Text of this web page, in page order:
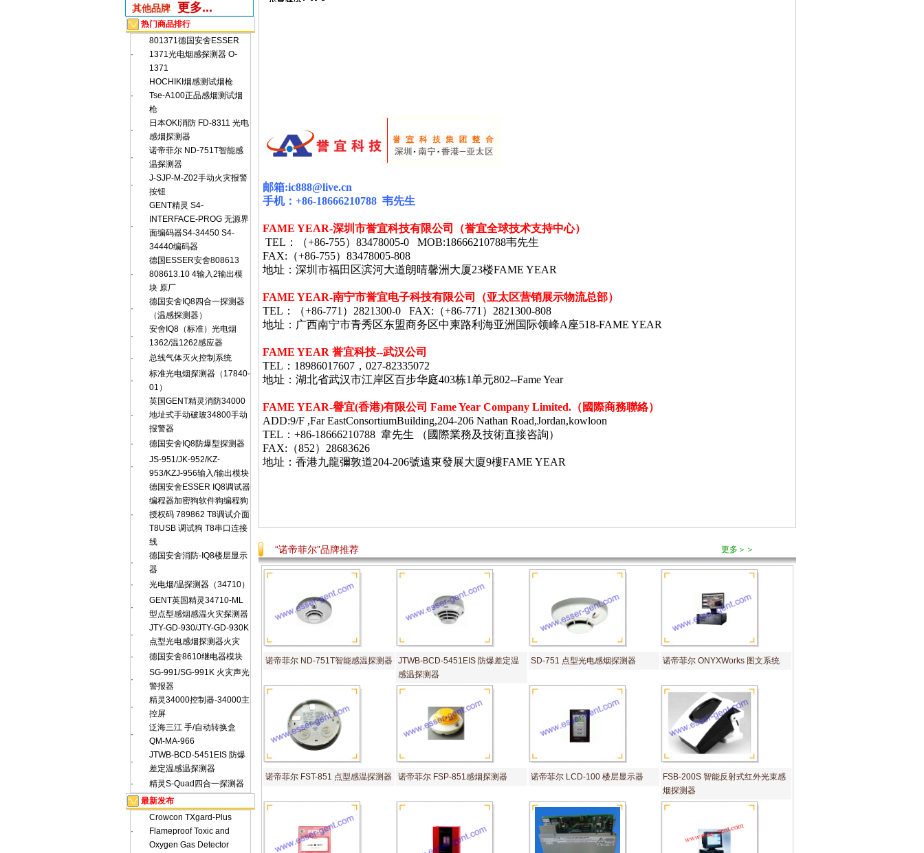
其他品牌 更多...
热门商品排行
·
801371德国安舍ESSER
1371光电烟感探测器 O-
1371
·
HOCHIKI烟感测试烟枪
Tse-A100正品感烟测试烟
枪
·
日本OKI消防 FD-8311 光电
感烟探测器
·
诺帝菲尔 ND-751T智能感
温探测器
·
J-SJP-M-Z02手动火灾报警
按钮
·
GENT精灵 S4-
INTERFACE-PROG 无源界
面编码器S4-34450 S4-
34440编码器
·
德国ESSER安舍808613
808613.10 4输入2输出模
块 原厂
·
德国安舍IQ8四合一探测器
（温感探测器）
·
安舍IQ8（标准）光电烟
1362/温1262感应器
·
总线气体灭火控制系统
·
标准光电烟探测器（17840-
01）
·
英国GENT精灵消防34000
地址式手动破玻34800手动
报警器
·
德国安舍IQ8防爆型探测器
·
JS-951/JK-952/KZ-
953/KZJ-956输入/输出模块
·
德国安舍ESSER IQ8调试器
编程器加密狗软件狗编程狗
授权码 789862 T8调试介面
T8USB 调试狗 T8串口连接
线
·
德国安舍消防-IQ8楼层显示
器
·
光电烟/温探测器（34710）
·
GENT英国精灵34710-ML
型点型感烟感温火灾探测器
·
JTY-GD-930/JTY-GD-930K
点型光电感烟探测器火灾
·
德国安舍8610继电器模块
·
SG-991/SG-991K 火灾声光
警报器
·
精灵34000控制器-34000主
控屏
·
泛海三江 手/自动转换盒
QM-MA-966
·
JTWB-BCD-5451EIS 防爆
差定温感温探测器
·
精灵S-Quad四合一探测器
最新发布
·
Crowcon TXgard-Plus
Flameproof Toxic and
Oxygen Gas Detector
邮箱:ic888@live.cn
手机： +86-18666210788 韦先生
FAME YEAR-深圳市誉宜科技有限公司（誉宜全球技术支持中心）
TEL ：（+86-755） 83478005-0 MOB:18666210788韦先生
FAX: （+86-755） 83478005-808
地址：深圳市福田区滨河大道朗晴馨洲大厦23楼FAME YEAR
FAME YEAR-南宁市誉宜电子科技有限公司（亚太区营销展示物流总部）
TEL ：（+86-771 ） 2821300-0 FAX: （+86-771 ） 2821300-808
地址：广西南宁市青秀区东盟商务区中柬路利海亚洲 国际领峰A座518-FAME YEAR
FAME YEAR 誉宜科技--武汉公司
TEL：18986017607，027-82335072
地址：湖北省武汉市江岸区百步华庭403栋1单元802--Fame Year
FAME YEAR-譽宜(香港)有限公司 Fame Year Company Limited. （國際商務聯絡）
ADD:9/F ,Far EastConsortiumBuilding,204-206 Nathan Road,Jordan,kowloon
TEL：+86-18666210788 韋先生 （國際業務及技術直接咨詢）
FAX:（852）28683626
地址：香港九龍彌敦道204-206號遠東發展大廈9樓FAME YEAR
“诺帝菲尔”品牌推荐 更多＞＞
诺帝菲尔 ND-751T智能感温探测器 JTWB-BCD-5451EIS 防爆差定温
感温探测器
SD-751 点型光电感烟探测器 诺帝菲尔 ONYXWorks 图文系统
诺帝菲尔 FST-851 点型感温探测器 诺帝菲尔 FSP-851感烟探测器 诺帝菲尔 LCD-100 楼层显示器
FSB-200S 智能反射式红外光束感
烟探测器